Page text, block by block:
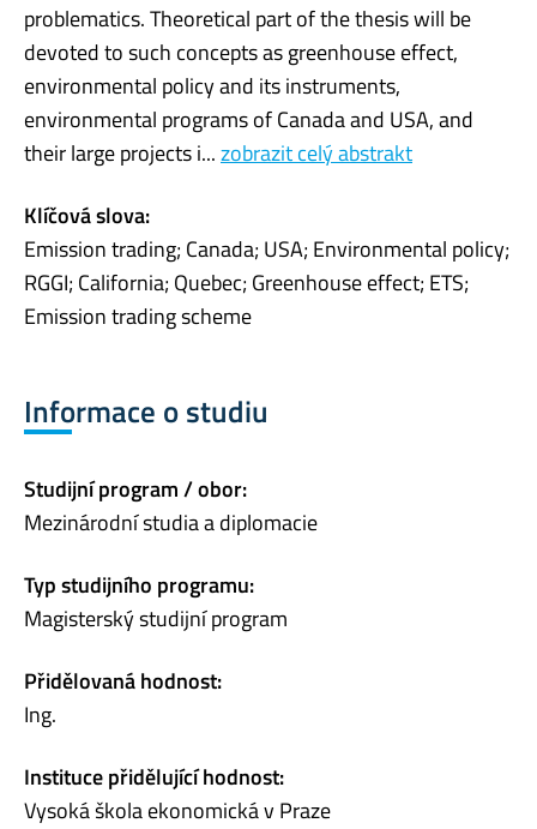
problematics. Theoretical part of the thesis will be
devoted to such concepts as greenhouse effect,
environmental policy and its instruments,
environmental programs of Canada and USA, and
their large projects i...zobrazit celý abstrakt
Klíčová slova:
Emission trading; Canada; USA; Environmental policy;
RGGI; California; Quebec; Greenhouse effect; ETS;
Emission trading scheme
Informace o studiu
Studijní program / obor:
Mezinárodní studia a diplomacie
Typ studijního programu:
Magisterský studijní program
Přidělovaná hodnost:
Ing.
Instituce přidělující hodnost:
Vysoká škola ekonomická v Praze